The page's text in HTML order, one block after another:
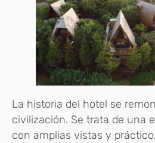
La historia del hotel se
civilización. Se trata de una
con amplias vistas y